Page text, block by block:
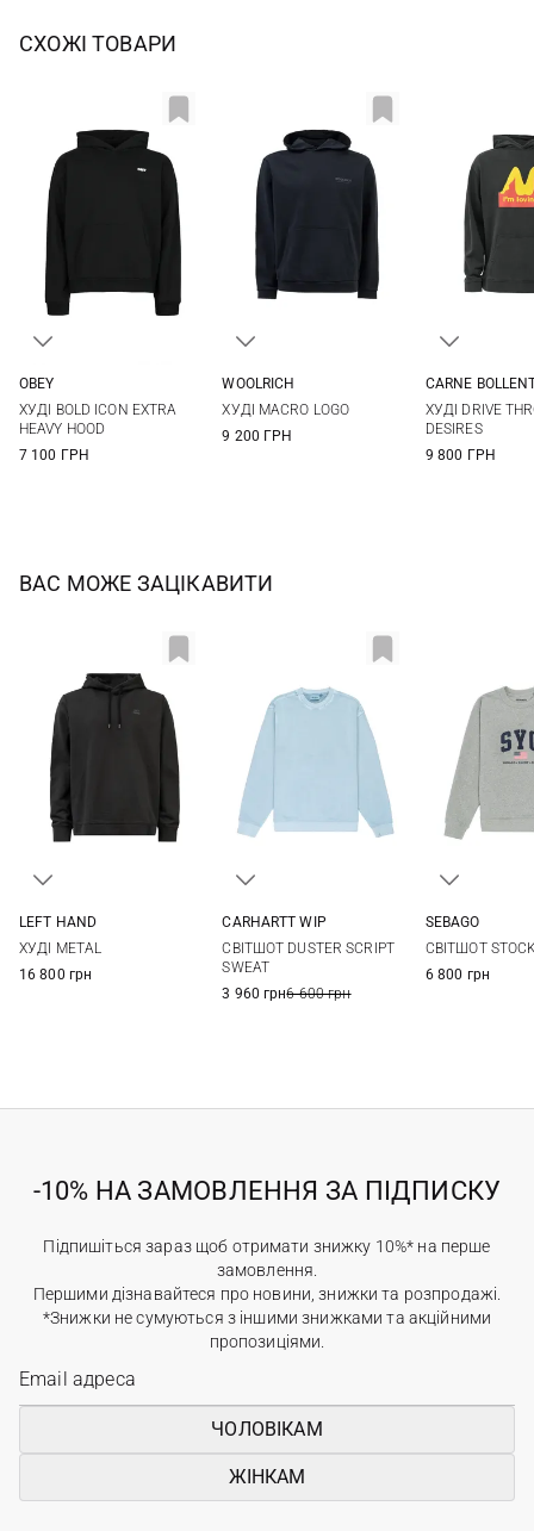
СХОЖІ ТОВАРИ
XXL
OBEY
ХУДІ BOLD ICON EXTRA
HEAVY HOOD
7 100 ГРН
3XL
WOOLRICH
ХУДІ MACRO LOGO
9 200 ГРН
CARNE
ХУДІ DRIVE
DESIRES
9 800 ГРН
ВАС МОЖЕ ЗАЦІКАВИТИ
LEFT HAND
ХУДІ METAL
16 800 грн
CARHARTT WIP
СВІТШОТ DUSTER SCRIPT
SWEAT
3 960 грн6 600 грн
SEBAGO
СВІТШОТ
6 800 грн
-10% НА ЗАМОВЛЕННЯ ЗА ПІДПИСКУ
Підпишіться зараз щоб отримати знижку 10%* на перше
замовлення.
Першими дізнавайтеся про новини, знижки та розпродажі.
*Знижки не сумуються з іншими знижками та акційними
пропозиціями.
ЧОЛОВІКАМ
ЖІНКАМ